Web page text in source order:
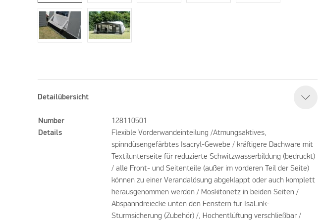
Detailübersicht
Number
128110501
Details
Flexible Vorderwandeinteilung /Atmungsaktives,
spinndüsengefärbtes Isacryl-Gewebe / kräftigere Dachware mit
Textilunterseite für reduzierte Schwitzwasserbildung (bedruckt)
/ alle Front- und Seitenteile (außer im vorderen Teil der Seite)
können zu einer Verandalösung abgeklappt oder auch komplett
herausgenommen werden / Moskitonetz in beiden Seiten /
Abspanndreiecke unten den Fenstern für IsaLink-
Sturmsicherung (Zubehör) /, Hochentlüftung verschließbar /